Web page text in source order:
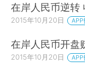
在岸人民币逆转
2015年10月20日 APP
在岸人民币开盘
2015年10月20日 APP